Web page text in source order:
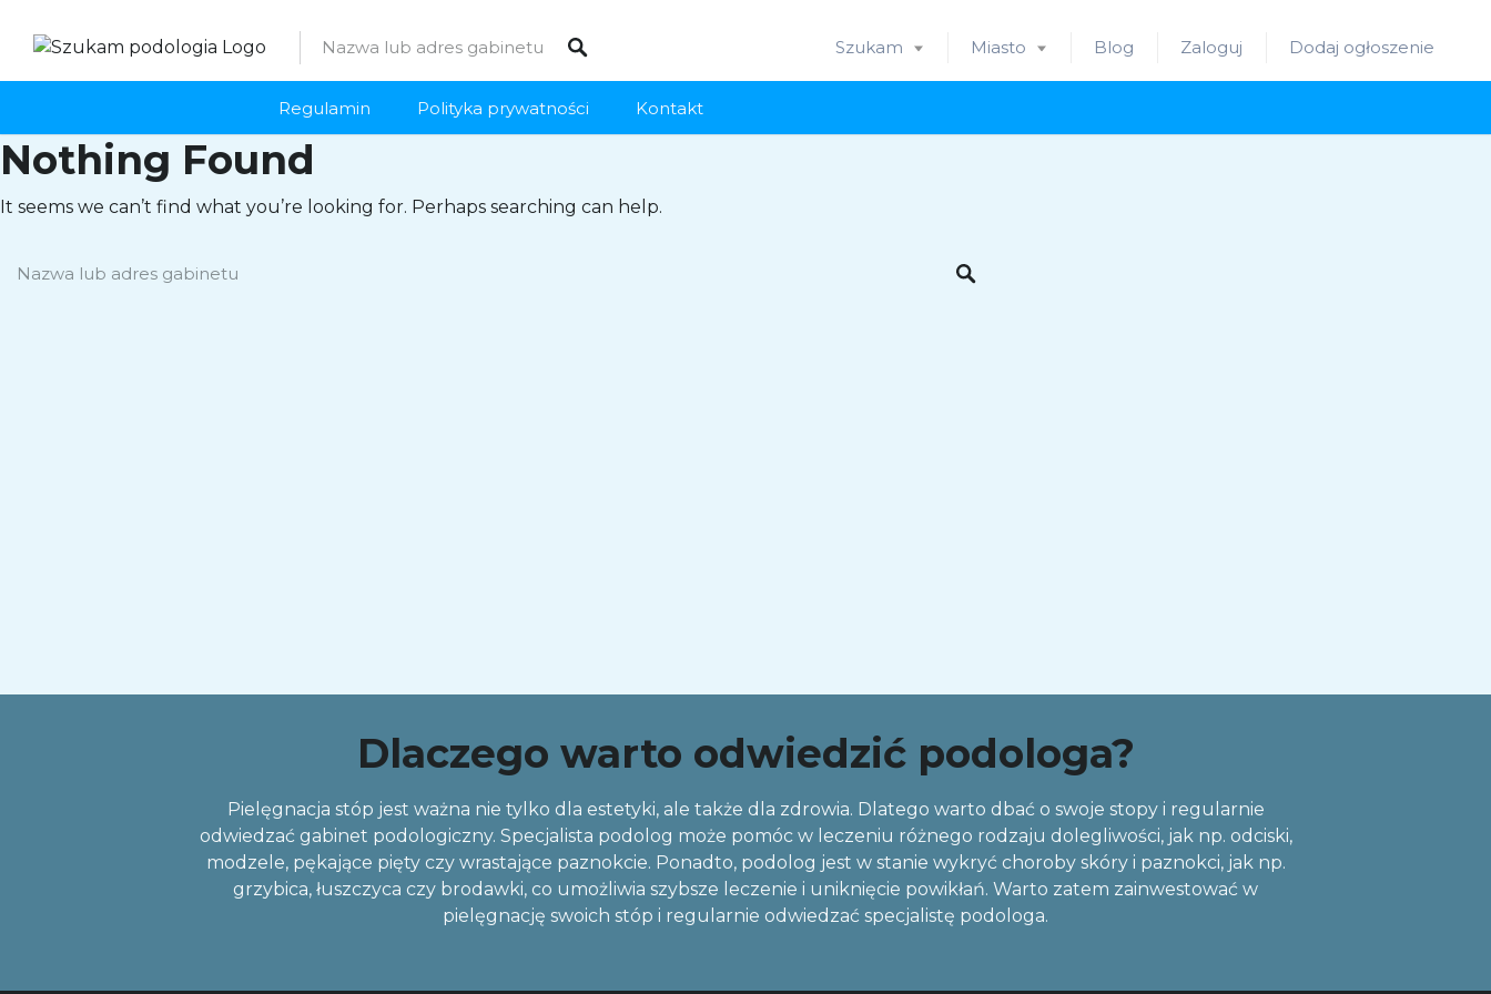
Szukam Miasto Blog Zaloguj Dodaj ogłoszenie
Regulamin Polityka prywatności Kontakt
Nothing Found
It seems we can’t find what you’re looking for. Perhaps searching can help.
Dlaczego warto odwiedzić podologa?
Pielęgnacja stóp jest ważna nie tylko dla estetyki, ale także dla zdrowia. Dlatego warto dbać o swoje stopy i regularnie
odwiedzać gabinet podologiczny. Specjalista podolog może pomóc w leczeniu różnego rodzaju dolegliwości, jak np. odciski,
modzele, pękające pięty czy wrastające paznokcie. Ponadto, podolog jest w stanie wykryć choroby skóry i paznokci, jak np.
grzybica, łuszczyca czy brodawki, co umożliwia szybsze leczenie i uniknięcie powikłań. Warto zatem zainwestować w
pielęgnację swoich stóp i regularnie odwiedzać specjalistę podologa.